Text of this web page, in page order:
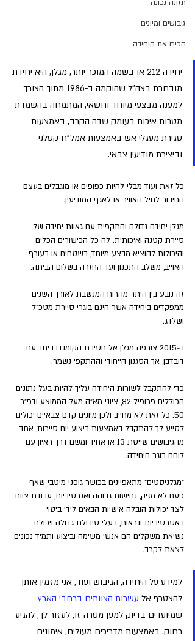
תזונה נכונה
גיבושים ומיונים
הכירו את היחידה
יחידה 212‏ או בשמה המוכר יותר, מגלן, היא יחידת
מובחרת בצה"ל שהוקמה ב-1986 מתוך הצורך
למענה מבצעי מיוחד וחשאי, המתמחה בהשמדת
מטרות איכות בעומק שדה הקרב, באמצעות
סגירת מעגלי אש באמצעות אמל"ח קטלני
וביצירת מודיעין צבאי.
כל זאת ועוד מבלי להיות כפופים או מוגבלים בעצם
החיבור לחיל האוויר או לאגף המודיעין.
מגלן יחידה גדולה והתקפית עם גאוות יחידה של
סיירת קטנה ואיכותית. לה כל הכישורים הכלים
והיכולות להוציא מבצע מיוחד, בשטחים או בעורף
האוייב, משלב התכנון ועד החזרה בשלום הביתה.
זה נובע בין היתר מהרוח המנשבת לאורך השנים
ממפקדים ביחידה אשר הינם בוגרי סיירת מטכ"ל
ושלדג.
ב-2015 צורפה מגלן אל חטיבת הקומנדו ביחד עם
דובדבן, אך הסגנון הייחודי וההתקפי נשמר.
כדי להתקבל לשורות היחידה עליך להיות בעל נתונים
הכוללים פרופיל 82, ציוני מא"ה מעל הממוצע ודפ"ר
50. כל זאת לא מחייב ולכן מיונים קדם צבאיים יכולים
לסייע לך להתקבל באמצעות ביצוע יום סיירות, אחד
מהגיבושים שייטת 13 או אחיד ומשם דרך ראיון עם
לוחם בוגר היחידה.
"מגלניסטים" מתאפיינים בכושר גופני מיטבי שאף
פעם לא מזיק, נחישות גבוהה ואגרסיביות, עבודת צוות
לצד יכולות הובלה אישיות הבאים לידי ביטוי
באסרטיביות ונראות, בעלי סיבולת גדולה ויכולת
נשיאת משקלים הם אנשי משימה וביצוע ותמיד נכונים
לצאת לקרב.
למידע על היחידה, הגיבוש ועוד, אני מזמין אותך
להצטרף אל עשרות הצוותים ברחבי הארץ
שמיועדים בדיוק למען מטרה זו, לעזור לך, להגיע
רחוק. באמצעות מדריכים מעולים, אימונים